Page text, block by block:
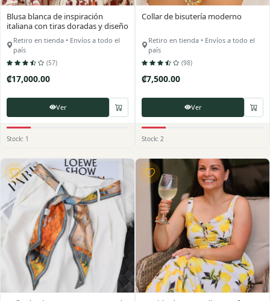
Blusa blanca de inspiración
italiana con tiras doradas y diseño
tipo corset.
Retiro en tienda • Envíos a todo el
país
(57)
₡17,000.00
Ver
Stock: 1
Collar de bisutería moderno
Retiro en tienda • Envíos a todo el
país
(98)
₡7,500.00
Ver
Stock: 2